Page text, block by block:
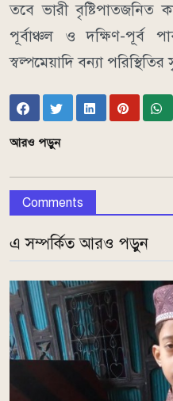
তবে ভারী বৃষ্টিপাতজনিত
পূর্বাঞ্চল ও দক্ষিণ-পূর্ব
স্বল্পমেয়াদি বন্যা পরিস্থিতির
আরও পড়ুন
Comments
এ সম্পর্কিত আরও পড়ুন